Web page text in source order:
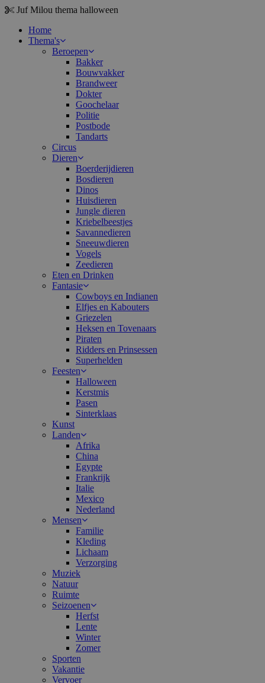
Juf Milou thema halloween
Home
Thema's
Beroepen
Bakker
Bouwvakker
Brandweer
Dokter
Goochelaar
Politie
Postbode
Tandarts
Circus
Dieren
Boerderijdieren
Bosdieren
Dinos
Huisdieren
Jungle dieren
Kriebelbeestjes
Savannedieren
Sneeuwdieren
Vogels
Zeedieren
Eten en Drinken
Fantasie
Cowboys en Indianen
Elfjes en Kabouters
Griezelen
Heksen en Tovenaars
Piraten
Ridders en Prinsessen
Superhelden
Feesten
Halloween
Kerstmis
Pasen
Sinterklaas
Kunst
Landen
Afrika
China
Egypte
Frankrijk
Italie
Mexico
Nederland
Mensen
Familie
Kleding
Lichaam
Verzorging
Muziek
Natuur
Ruimte
Seizoenen
Herfst
Lente
Winter
Zomer
Sporten
Vakantie
Vervoer